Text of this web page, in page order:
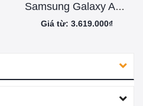
Samsung Galaxy A07 5G - Chính Hãng
Giá từ: 3.619.000₫